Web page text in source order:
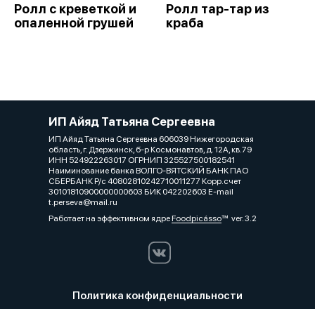
Ролл с креветкой и
опаленной грушей
Ролл тар-тар из
краба
ИП Айяд Татьяна Сергеевна
ИП Айяд Татьяна Сергеевна 606039 Нижегородская
область, г. Дзержинск, б-р Космонавтов, д. 12А, кв.79
ИНН 524922263017 ОГРНИП 325527500182541
Наиминование банка ВОЛГО-ВЯТСКИЙ БАНК ПАО
СБЕРБАНК Р/с 40802810242710011277 Корр.счет
30101810900000000603 БИК 042202603 E-mail
t.perseva@mail.ru
Работает на эффективном ядреFoodpicássover. 3.2
Политика конфиденциальности